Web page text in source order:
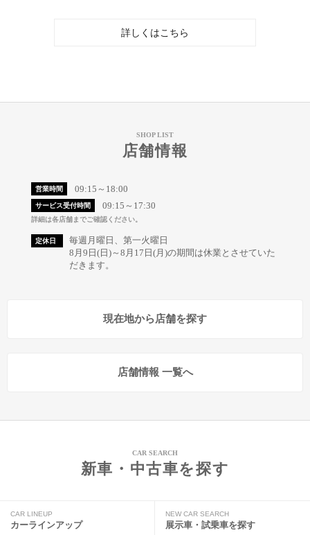
詳しくはこちら
SHOP LIST
店舗情報
営業時間 09:15～18:00
サービス受付時間 09:15～17:30
詳細は各店舗までご確認ください。
定休日
毎週月曜日、第一火曜日
8月9日(日)～8月17日(月)の期間は休業とさせていた
だきます。
現在地から店舗を探す
店舗情報 一覧へ
CAR SEARCH
新車・中古車を探す
CAR LINEUP
カーラインアップ
NEW CAR SEARCH
展示車・試乗車を探す